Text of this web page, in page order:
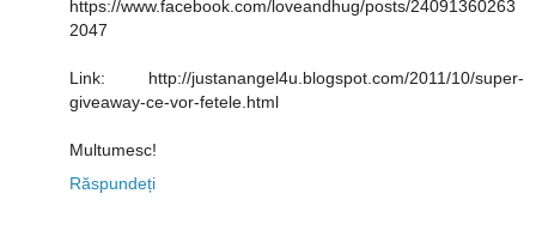
https://www.facebook.com/loveandhug/posts/24091360263
2047
Link: http://justanangel4u.blogspot.com/2011/10/super-
giveaway-ce-vor-fetele.html
Multumesc!
Răspundeți